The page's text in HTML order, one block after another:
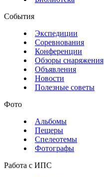
События
Экспедиции
Соревнования
Конференции
Обзоры снаряжения
Объявления
Новости
Полезные советы
Фото
Альбомы
Пещеры
Спелеотемы
Фотографы
Работа с ИПС